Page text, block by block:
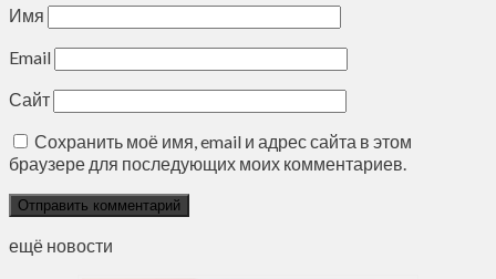
Имя
Email
Сайт
Сохранить моё имя, email и адрес сайта в этом
браузере для последующих моих комментариев.
ещё новости